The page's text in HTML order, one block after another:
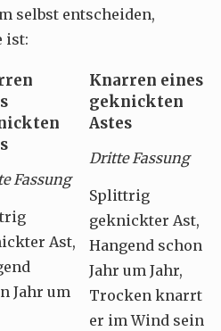
selbst entscheiden,
ist:
Fassung
Ast,
Jahr um
Knarren eines
geknickten
Astes
Dritte Fassung
Splittrig
geknickter Ast,
Hangend schon
Jahr um Jahr,
Trocken knarrt
er im Wind sein